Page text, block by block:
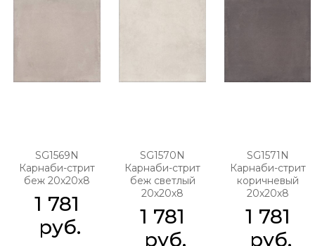
SG1569N
Карнаби-стрит
беж 20х20х8
1 781
руб.
SG1570N
Карнаби-стрит
беж светлый
20х20х8
1 781
руб.
SG1571N
Карнаби-стрит
коричневый
20х20х8
1 781
руб.